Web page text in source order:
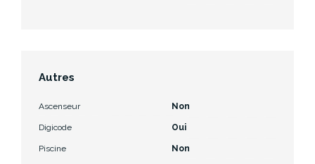
Autres
Ascenseur Non
Digicode Oui
Piscine Non